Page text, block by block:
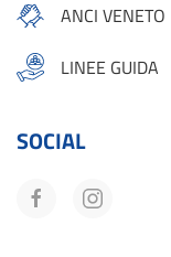
ANCI VENETO
LINEE GUIDA
SOCIAL